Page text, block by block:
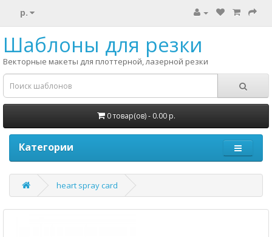
р.
Шаблоны для резки
Векторные макеты для плоттерной, лазерной резки
0 товар(ов) - 0.00 р.
Категории
heart spray card